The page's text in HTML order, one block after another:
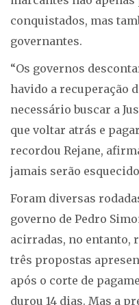
conquistados, mas
governantes.
“Os governos
havido a recuperação
necessário buscar a
que voltar atrás e
recordou Rejane,
jamais serão
Foram diversas
governo de Pedro
acirradas, no entanto,
três propostas
após o corte de
durou 14 dias. Mas a